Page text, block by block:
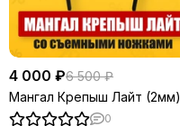
4 000 ₽6 500 ₽
Мангал Крепыш Лайт (2мм)
0